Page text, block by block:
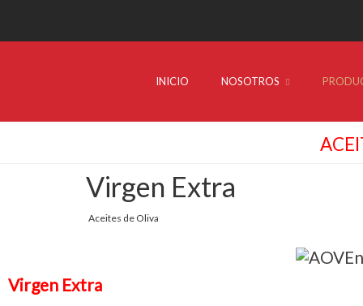
INICIO NOSOTROS
Virgen Extra
Aceites de Oliva
Virgen Extra